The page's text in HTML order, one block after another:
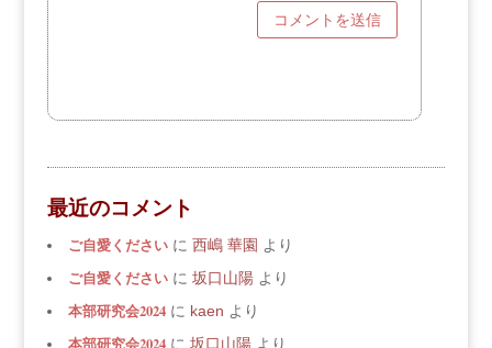
最近のコメント
ご自愛くださいに 西嶋 華園 より
ご自愛くださいに 坂口山陽より
本部研究会2024に kaen より
本部研究会2024に 坂口山陽より